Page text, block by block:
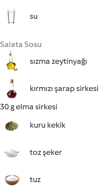
su
Salata Sosu
sızma zeytinyağı
kırmızı şarap sirkesi
30 g elma sirkesi
kuru kekik
toz şeker
tuz